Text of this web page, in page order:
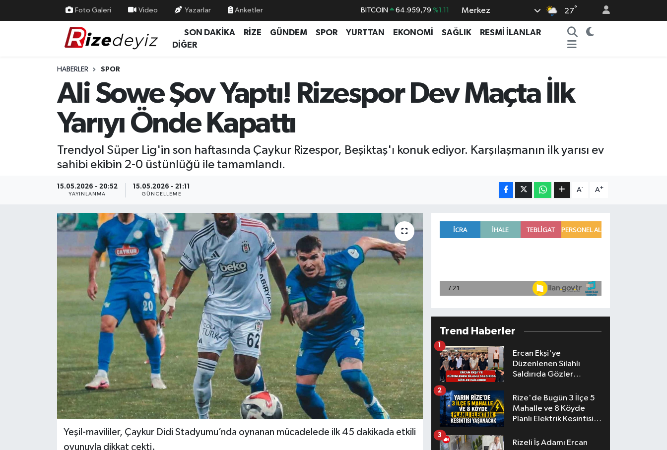
Foto Galeri Video Yazarlar Anketler
DOLAR 47,7436 %0.18
EURO 55,2510 %0.32
BİST100 13.779 %-14
Merkez 27°
SON DAKİKA RİZE GÜNDEM SPOR YURTTAN EKONOMİ SAĞLIK
RESMİ İLANLAR
DİĞER
HABERLER SPOR
Ali Sowe Şov Yaptı! Rizespor Dev Maçta İlk
Yarıyı Önde Kapattı
Trendyol Süper Lig'in son haftasında Çaykur Rizespor, Beşiktaş'ı konuk ediyor. Karşılaşmanın ilk yarısı ev
sahibi ekibin 2-0 üstünlüğü ile tamamlandı.
15.05.2026 - 20:52
YAYINLANMA
15.05.2026 - 21:11
GÜNCELLEME
A- A+
Yeşil-mavililer, Çaykur Didi Stadyumu’nda oynanan mücadelede ilk 45 dakikada etkili
oyunuyla dikkat çekti.
Trend Haberler
Ercan Ekşi'ye
Düzenlenen Silahlı
Saldırıda Gözler
1
Rize'de Bugün 3 İlçe 5
Mahalle ve 8 Köyde
Planlı Elektrik Kesintisi
2
Rizeli İş Adamı Ercan
3
Yurttan Haberler
Ekonomi
Rize Nöbetçi Eczaneler
Rize Trafik Yoğunluk Haritası
Süper Lig Puan Durumu ve Fikstür
Son Dakika Haberleri
Haber Arşivi